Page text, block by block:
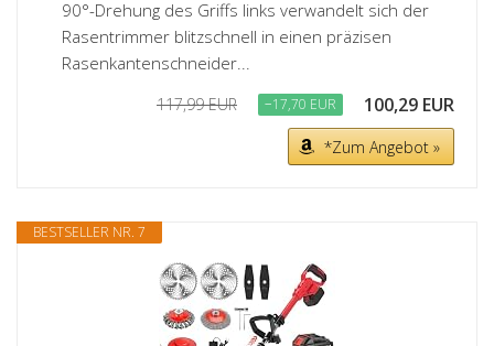
90°-Drehung des Griffs links verwandelt sich der
Rasentrimmer blitzschnell in einen präzisen
Rasenkantenschneider...
117,99 EUR −17,70 EUR 100,29 EUR
*Zum Angebot »
BESTSELLER NR. 7